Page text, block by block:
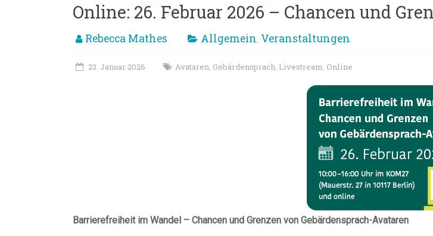
Online: 26. Februar 2026 – Chancen und
Rebecca Mathes Allgemein, Veranstaltungen
23. Januar 2026 Avataren, Gebärdensprach, Livestream, Online
Barrierefreiheit im Wandel – Chancen und Grenzen von Gebärdensprach-Avataren